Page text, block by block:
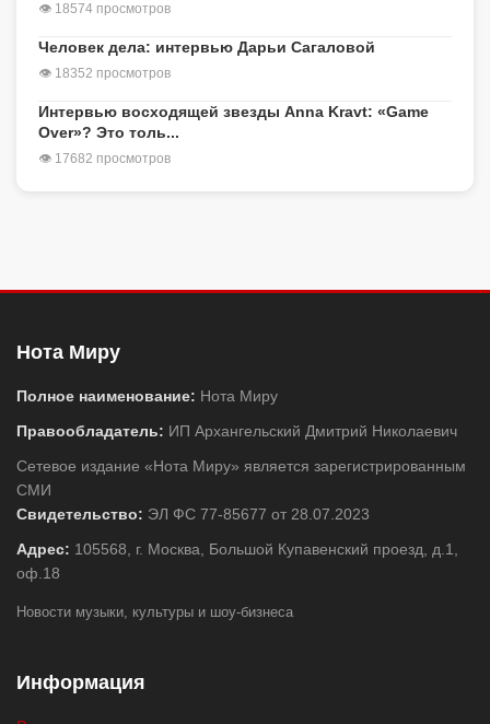
👁 18574 просмотров
Человек дела: интервью Дарьи Сагаловой
👁 18352 просмотров
Интервью восходящей звезды Anna Kravt: «Game
Over»? Это толь...
👁 17682 просмотров
Нота Миру
Полное наименование: Нота Миру
Правообладатель: ИП Архангельский Дмитрий Николаевич
Сетевое издание «Нота Миру» является зарегистрированным
СМИ
Свидетельство: ЭЛ ФС 77-85677 от 28.07.2023
Адрес: 105568, г. Москва, Большой Купавенский проезд, д.1,
оф.18
Новости музыки, культуры и шоу-бизнеса
Информация